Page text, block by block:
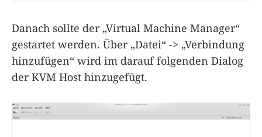
Danach sollte der „Virtual Machine Manager“
gestartet werden. Über „Datei“ -> „Verbindung
hinzufügen“ wird im darauf folgenden Dialog
der KVM Host hinzugefügt.